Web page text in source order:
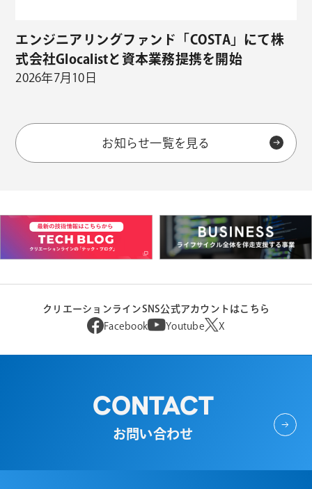
エンジニアリングファンド「COSTA」にて株
式会社Glocalistと資本業務提携を開始
2026年7月10日
お知らせ一覧を見る
クリエーションラインSNS公式アカウントはこちら
Facebook
Youtube X
CONTACT
お問い合わせ